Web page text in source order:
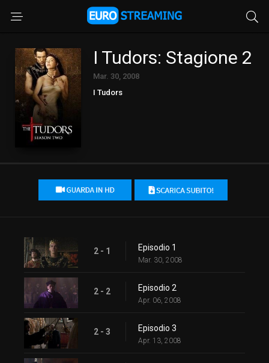
I Tudors: Stagione 2
Mar. 30, 2008
I Tudors
2 - 1 Episodio 1
Mar. 30, 2008
2 - 2 Episodio 2
Apr. 06, 2008
2 - 3 Episodio 3
Apr. 13, 2008